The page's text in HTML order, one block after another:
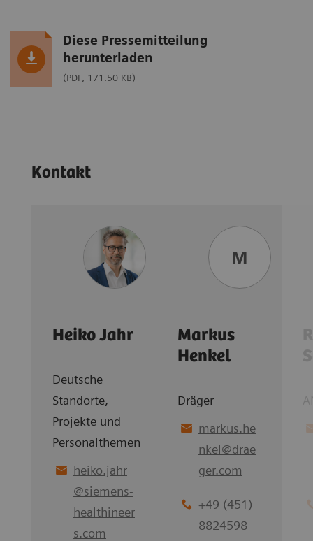
Diese Pressemitteilung
herunterladen
(PDF, 171.50 KB)
Kontakt
Heiko Jahr
Deutsche
Standorte,
Projekte und
Personalthemen
heiko.jahr
@siemens-
healthineer
s.com
M
Markus
Henkel
Dräger
markus.he
nkel@drae
ger.com
+49 (451)
8824598